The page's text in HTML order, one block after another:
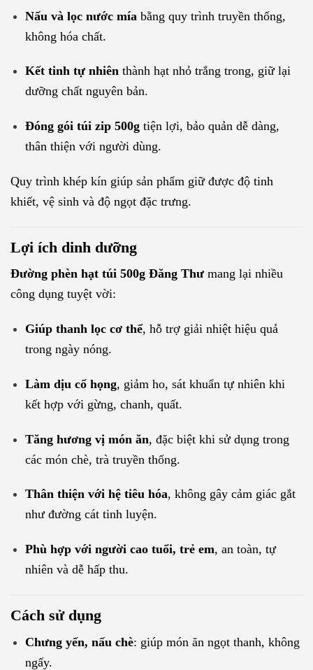
Nấu và lọc nước mía bằng quy trình truyền thống,
không hóa chất.
Kết tinh tự nhiênthành hạt nhỏ trắng trong, giữ lại
dưỡng chất nguyên bản.
Đóng gói túi zip 500gtiện lợi, bảo quản dễ dàng,
thân thiện với người dùng.
Quy trình khép kín giúp sản phẩm giữ được độ tinh
khiết, vệ sinh và độ ngọt đặc trưng.
Lợi ích dinh dưỡng
Đường phèn hạt túi 500g Đăng Thư mang lại nhiều
công dụng tuyệt vời:
Giúp thanh lọc cơ thể, hỗ trợ giải nhiệt hiệu quả
trong ngày nóng.
Làm dịu cổ họng, giảm ho, sát khuẩn tự nhiên khi
kết hợp với gừng, chanh, quất.
Tăng hương vị món ăn, đặc biệt khi sử dụng trong
các món chè, trà truyền thống.
Thân thiện với hệ tiêu hóa, không gây cảm giác gắt
như đường cát tinh luyện.
Phù hợp với người cao tuổi, trẻ em, an toàn, tự
nhiên và dễ hấp thu.
Cách sử dụng
Chưng yến, nấu chè: giúp món ăn ngọt thanh, không
ngấy.